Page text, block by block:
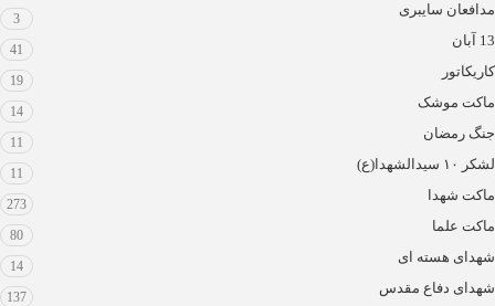
مدافعان سایبری
3
13 آبان
41
کاریکاتور
19
ماکت موشک
14
جنگ رمضان
11
لشکر ۱۰ سیدالشهدا(ع)
11
ماکت شهدا
273
ماکت علما
80
شهدای هسته ای
14
شهدای دفاع مقدس
137